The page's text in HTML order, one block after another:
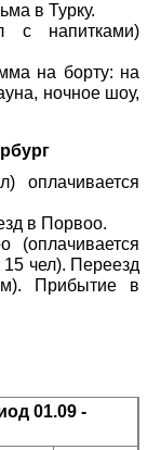
в Турку.
с напитками)
на борту: на
ночное шоу,
оплачивается
в Порвоо.
(оплачивается
чел). Переезд
Прибытие в
01.09 -